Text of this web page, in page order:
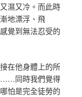
濕又冷。而此時
地漂浮、飛
覺到無法忍受的
在他身體上的所
……同時我們覺得
怕是完全徒勞的